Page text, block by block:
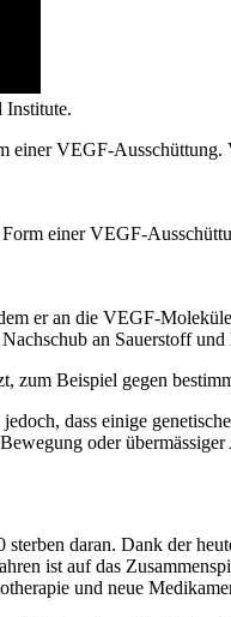
Institute.
einer VEGF-
einer VEGF-
er an die VEGF-
an Sauerstoff
zum Beispiel gegen
dass einige
oder
daran. Dank der
ist auf das
und neue